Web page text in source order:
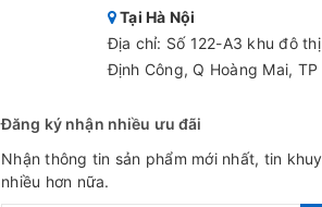
Tại Hà Nội
Địa chỉ: Số 122-A3 khu đô
Định Công, Q Hoàng Mai, TP
Đăng ký nhận nhiều ưu đãi
Nhận thông tin sản phẩm mới nhất, tin
nhiều hơn nữa.